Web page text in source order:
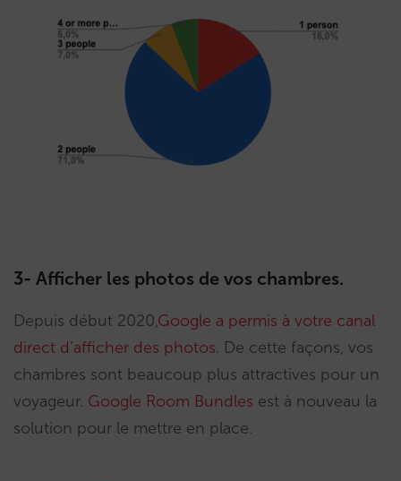
3- Afficher les photos de vos chambres.
Depuis début 2020,Google a permis à votre canal
direct d’afficher des photos. De cette façons, vos
chambres sont beaucoup plus attractives pour un
voyageur. Google Room Bundles est à nouveau la
solution pour le mettre en place.